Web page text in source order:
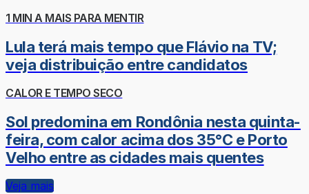
1 MIN A MAIS PARA MENTIR
Lula terá mais tempo que Flávio na TV;
veja distribuição entre candidatos
CALOR E TEMPO SECO
Sol predomina em Rondônia nesta quinta-
feira, com calor acima dos 35°C e Porto
Velho entre as cidades mais quentes
Veja mais